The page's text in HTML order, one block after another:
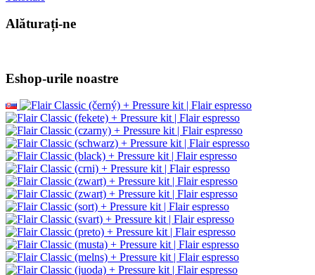
Alăturați-ne
Eshop-urile noastre